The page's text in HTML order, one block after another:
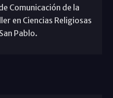
Comunicación de la
en Ciencias Religiosas
Pablo.